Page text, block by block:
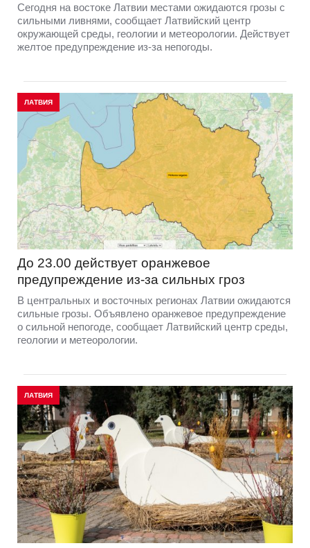
Сегодня на востоке Латвии местами ожидаются грозы с
сильными ливнями, сообщает Латвийский центр
окружающей среды, геологии и метеорологии. Действует
желтое предупреждение из-за непогоды.
ЛАТВИЯ
До 23.00 действует оранжевое
предупреждение из-за сильных гроз
В центральных и восточных регионах Латвии ожидаются
сильные грозы. Объявлено оранжевое предупреждение
о сильной непогоде, сообщает Латвийский центр среды,
геологии и метеорологии.
ЛАТВИЯ